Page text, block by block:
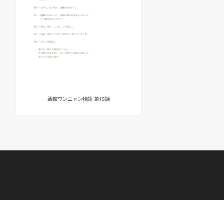
函館ワンニャン物語 第15話